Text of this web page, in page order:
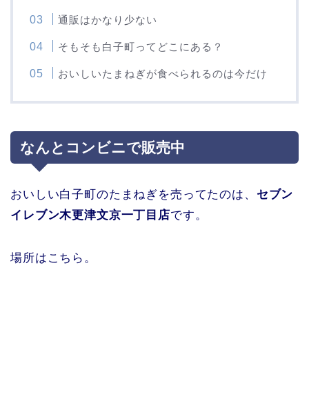
通販はかなり少ない
そもそも白子町ってどこにある？
おいしいたまねぎが食べられるのは今だけ
なんとコンビニで販売中
おいしい白子町のたまねぎを売ってたのは、 セブン
イレブン木更津文京一丁目店です。
場所はこちら。